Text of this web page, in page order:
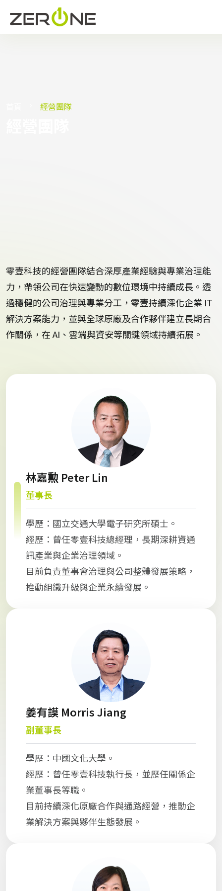
經營團隊
零壹科技的經營團隊結合深厚產業經驗與專業治理能
力，帶領公司在快速變動的數位環境中持續成長。透
過穩健的公司治理與專業分工，零壹持續深化企業 IT
解決方案能力，並與全球原廠及合作夥伴建立長期合
作關係，在 AI、雲端與資安等關鍵領域持續拓展。
林嘉勲 Peter Lin
董事長
學歷：國立交通大學電子研究所碩士。
經歷：曾任零壹科技總經理，長期深耕資通
訊產業與企業治理領域。
目前負責董事會治理與公司整體發展策略，
推動組織升級與企業永續發展。
姜有謨 Morris Jiang
副董事長
學歷：中國文化大學。
經歷：曾任零壹科技執行長，並歷任關係企
業董事長等職。
目前持續深化原廠合作與通路經營，推動企
業解決方案與夥伴生態發展。